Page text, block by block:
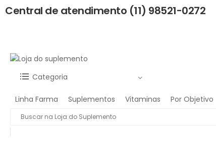
Central de atendimento (11) 98521-0272
Categoria
Linha Farma Suplementos Vitaminas Por Objetivo